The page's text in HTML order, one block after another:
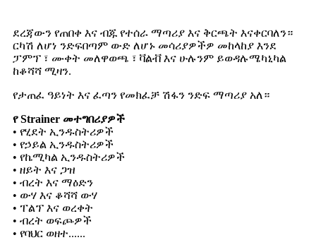
ደረጃውን የጠበቀ እና ብጁ የተሰራ ማጣሪያ እና ቅርጫት እናቀርባለን።
ርካሽ ለሆነ ንድፍበጣም ውድ ለሆኑ መሳሪያዎችዎ መከላከያ እንደ
ፓምፕ ፣ ሙቀት መለዋወጫ ፣ ቫልቭ እና ሁሉንም ይወዳሉሜካኒካል
ከቆሻሻ ሚዛን.
የታጠፈ ዓይነት እና ፈጣን የመክፈቻ ሽፋን ንድፍ ማጣሪያ አለ።
የ Strainer መተግበሪያዎች
• የሂደት ኢንዱስትሪዎች
• የኃይል ኢንዱስትሪዎች
• የኬሚካል ኢንዱስትሪዎች
• ዘይት እና ጋዝ
• ብረት እና ማዕድን
• ውሃ እና ቆሻሻ ውሃ
• ፐልፕ እና ወረቀት
• ብረት ወፍጮዎች
• የባህር ወዘተ......